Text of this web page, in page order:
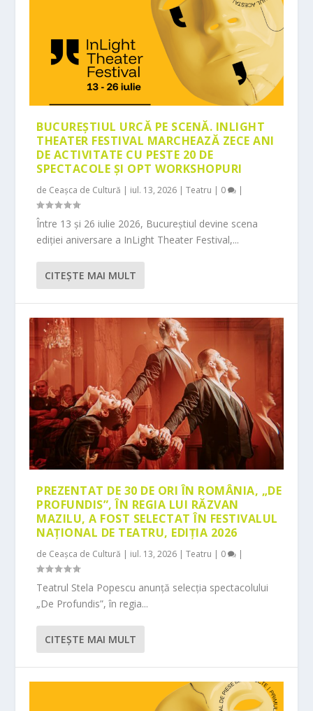
BUCUREȘTIUL URCĂ PE SCENĂ. INLIGHT
THEATER FESTIVAL MARCHEAZĂ ZECE ANI
DE ACTIVITATE CU PESTE 20 DE
SPECTACOLE ȘI OPT WORKSHOPURI
de Ceașca de Cultură | iul. 13, 2026 |Teatru | 0 |
Între 13 și 26 iulie 2026, Bucureștiul devine scena
ediției aniversare a InLight Theater Festival,...
CITEŞTE MAI MULT
PREZENTAT DE 30 DE ORI ÎN ROMÂNIA, „DE
PROFUNDIS”, ÎN REGIA LUI RĂZVAN
MAZILU, A FOST SELECTAT ÎN FESTIVALUL
NAȚIONAL DE TEATRU, EDIȚIA 2026
de Ceașca de Cultură | iul. 13, 2026 |Teatru | 0 |
Teatrul Stela Popescu anunță selecția spectacolului
„De Profundis”, în regia...
CITEŞTE MAI MULT